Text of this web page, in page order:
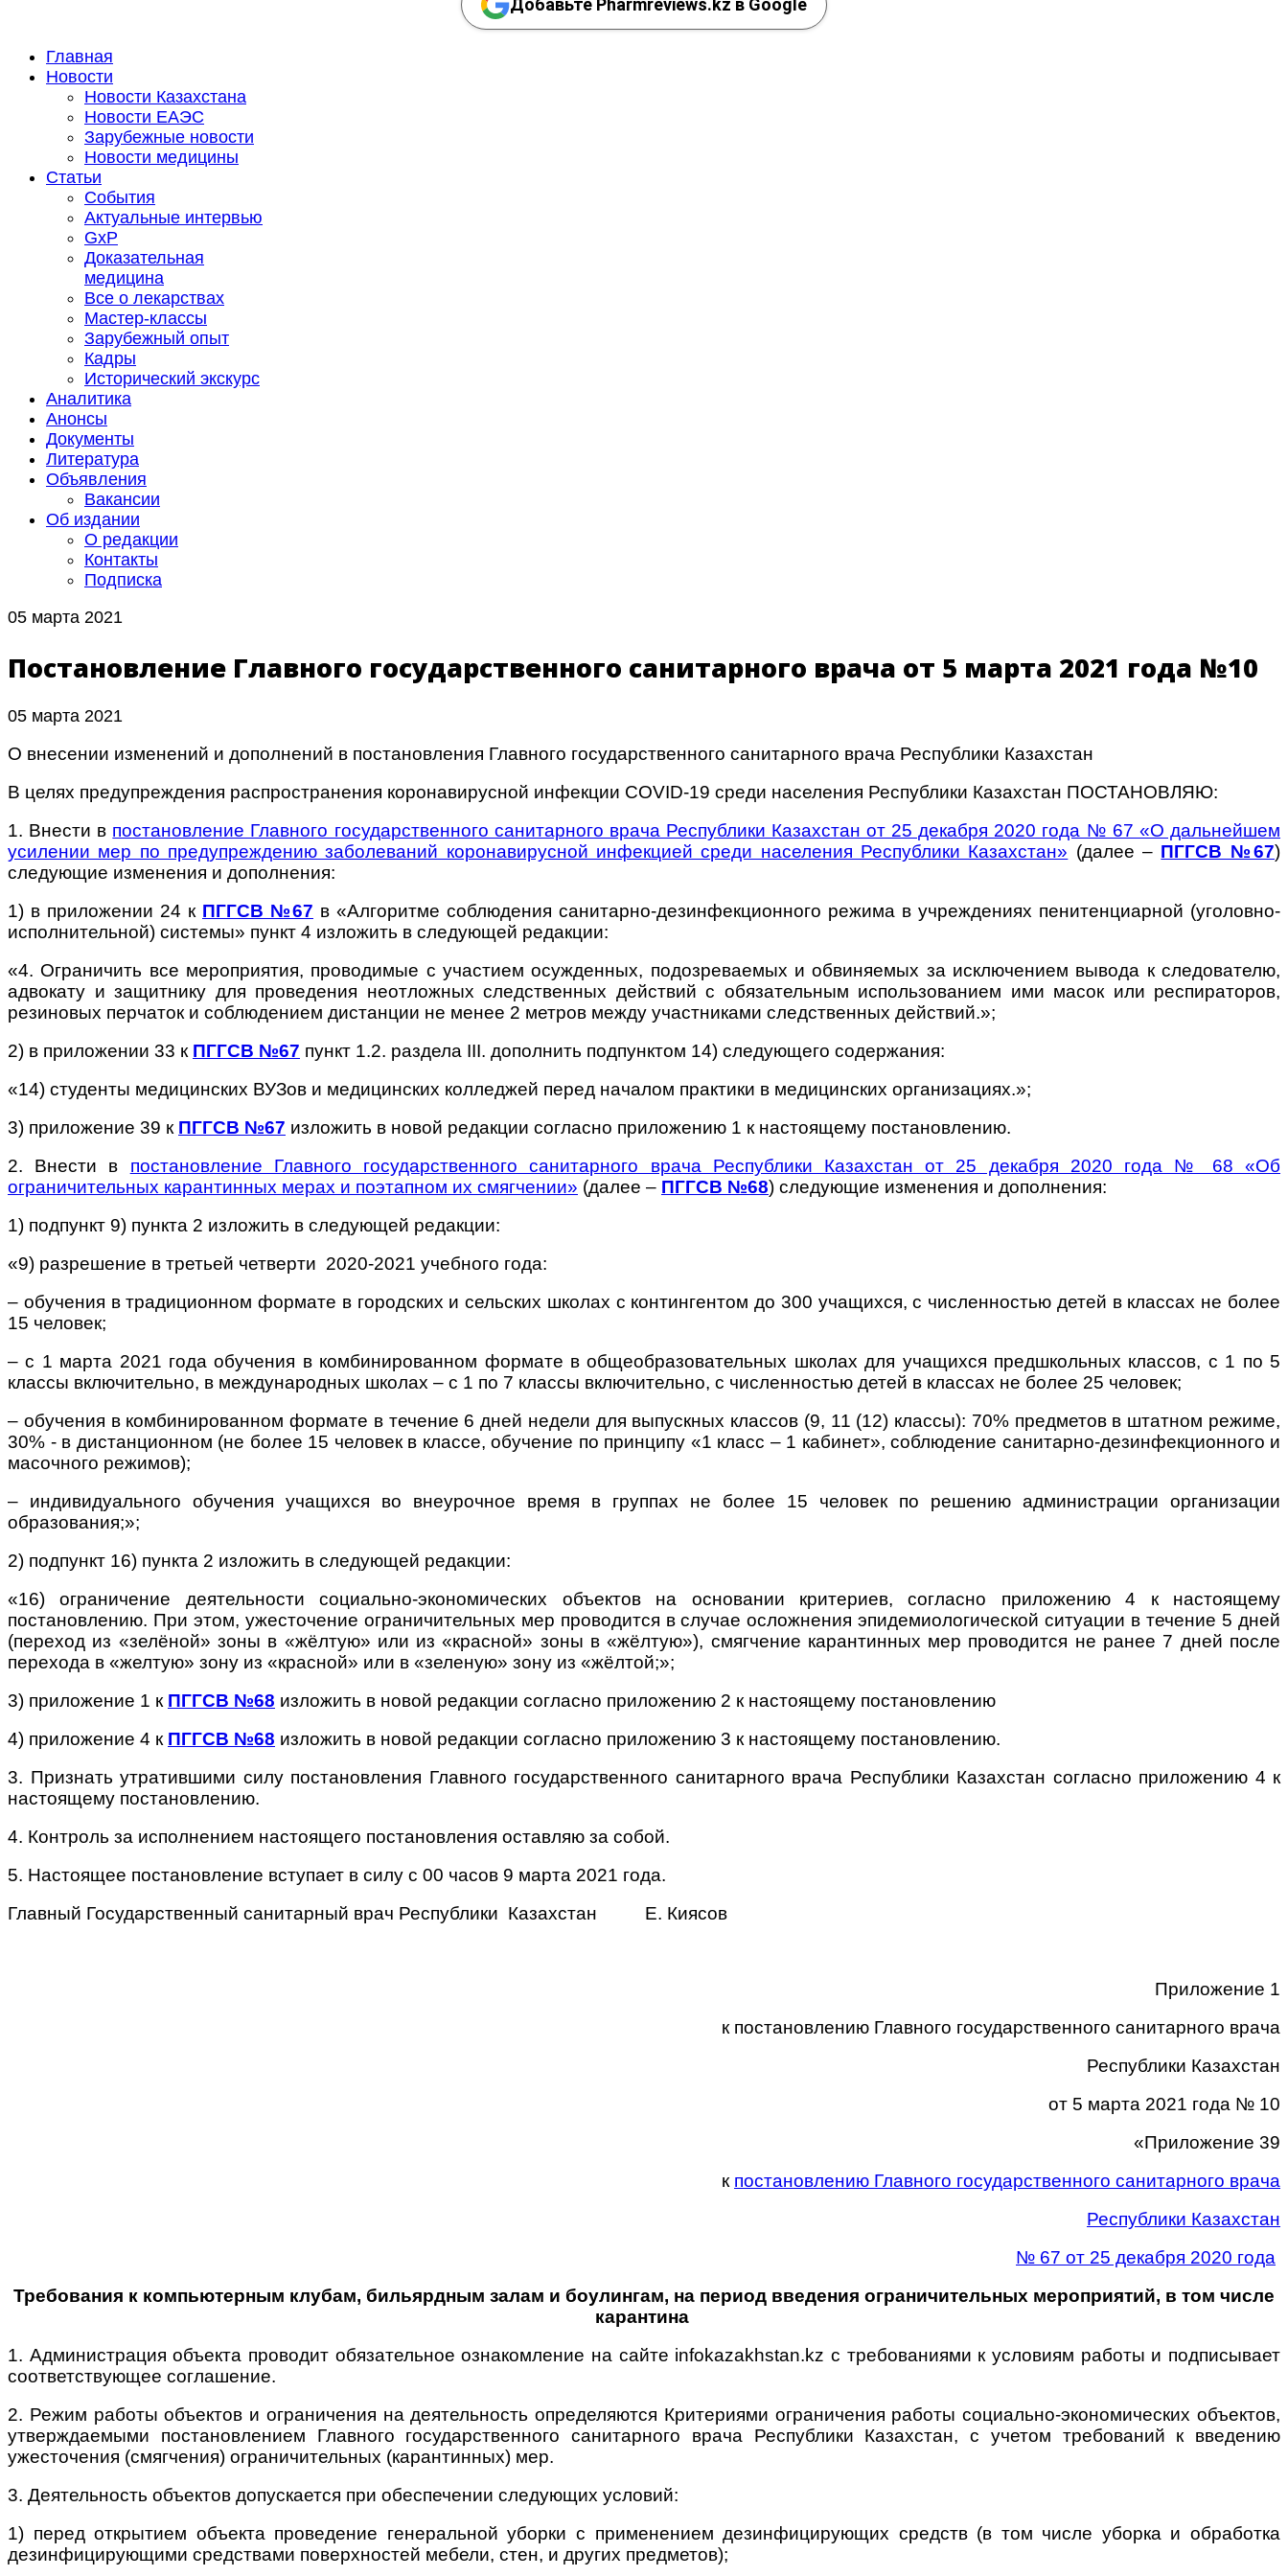
Добавьте Pharmreviews.kz в Google
Главная
Новости
Новости Казахстана
Новости ЕАЭС
Зарубежные новости
Новости медицины
Статьи
События
Актуальные интервью
GxP
Доказательная
медицина
Все о лекарствах
Мастер-классы
Зарубежный опыт
Кадры
Исторический экскурс
Аналитика
Анонсы
Документы
Литература
Объявления
Вакансии
Об издании
О редакции
Контакты
Подписка
05 марта 2021
Постановление Главного государственного санитарного врача от 5 марта 2021 года №10
05 марта 2021
О внесении изменений и дополнений в постановления Главного государственного санитарного врача Республики Казахстан
В целях предупреждения распространения коронавирусной инфекции COVID-19 среди населения Республики Казахстан ПОСТАНОВЛЯЮ:
1. Внести в постановление Главного государственного санитарного врача Республики Казахстан от 25 декабря 2020 года № 67 «О дальнейшем
усилении мер по предупреждению заболеваний коронавирусной инфекцией среди населения Республики Казахстан» (далее – ПГГСВ №67)
следующие изменения и дополнения:
1) в приложении 24 к ПГГСВ №67 в «Алгоритме соблюдения санитарно-дезинфекционного режима в учреждениях пенитенциарной (уголовно-
исполнительной) системы» пункт 4 изложить в следующей редакции:
«4. Ограничить все мероприятия, проводимые с участием осужденных, подозреваемых и обвиняемых за исключением вывода к следователю,
адвокату и защитнику для проведения неотложных следственных действий с обязательным использованием ими масок или респираторов,
резиновых перчаток и соблюдением дистанции не менее 2 метров между участниками следственных действий.»;
2) в приложении 33 к ПГГСВ №67 пункт 1.2. раздела IІI. дополнить подпунктом 14) следующего содержания:
«14) студенты медицинских ВУЗов и медицинских колледжей перед началом практики в медицинских организациях.»;
3) приложение 39 к ПГГСВ №67 изложить в новой редакции согласно приложению 1 к настоящему постановлению.
2. Внести в постановление Главного государственного санитарного врача Республики Казахстан от 25 декабря 2020 года № 68 «Об
ограничительных карантинных мерах и поэтапном их смягчении» (далее – ПГГСВ №68) следующие изменения и дополнения:
1) подпункт 9) пункта 2 изложить в следующей редакции:
«9) разрешение в третьей четверти 2020-2021 учебного года:
– обучения в традиционном формате в городских и сельских школах с контингентом до 300 учащихся, с численностью детей в классах не более
15 человек;
– с 1 марта 2021 года обучения в комбинированном формате в общеобразовательных школах для учащихся предшкольных классов, с 1 по 5
классы включительно, в международных школах – с 1 по 7 классы включительно, с численностью детей в классах не более 25 человек;
– обучения в комбинированном формате в течение 6 дней недели для выпускных классов (9, 11 (12) классы): 70% предметов в штатном режиме,
30% - в дистанционном (не более 15 человек в классе, обучение по принципу «1 класс – 1 кабинет», соблюдение санитарно-дезинфекционного и
масочного режимов);
– индивидуального обучения учащихся во внеурочное время в группах не более 15 человек по решению администрации организации
образования;»;
2) подпункт 16) пункта 2 изложить в следующей редакции:
«16) ограничение деятельности социально-экономических объектов на основании критериев, согласно приложению 4 к настоящему
постановлению. При этом, ужесточение ограничительных мер проводится в случае осложнения эпидемиологической ситуации в течение 5 дней
(переход из «зелёной» зоны в «жёлтую» или из «красной» зоны в «жёлтую»), смягчение карантинных мер проводится не ранее 7 дней после
перехода в «желтую» зону из «красной» или в «зеленую» зону из «жёлтой;»;
3) приложение 1 к ПГГСВ №68 изложить в новой редакции согласно приложению 2 к настоящему постановлению
4) приложение 4 к ПГГСВ №68 изложить в новой редакции согласно приложению 3 к настоящему постановлению.
3. Признать утратившими силу постановления Главного государственного санитарного врача Республики Казахстан согласно приложению 4 к
настоящему постановлению.
4. Контроль за исполнением настоящего постановления оставляю за собой.
5. Настоящее постановление вступает в силу с 00 часов 9 марта 2021 года.
Главный Государственный санитарный врач Республики Казахстан Е. Киясов
Приложение ­­­1
к постановлению Главного государственного санитарного врача
Республики Казахстан
от 5 марта 2021 года № 10
«Приложение 39
к постановлению Главного государственного санитарного врача
Республики Казахстан
№ 67 от 25 декабря 2020 года
Требования к компьютерным клубам, бильярдным залам и боулингам, на период введения ограничительных мероприятий, в том числе
карантина
1. Администрация объекта проводит обязательное ознакомление на сайте infokazakhstan.kz с требованиями к условиям работы и подписывает
соответствующее соглашение.
2. Режим работы объектов и ограничения на деятельность определяются Критериями ограничения работы социально-экономических объектов,
утверждаемыми постановлением Главного государственного санитарного врача Республики Казахстан, с учетом требований к введению
ужесточения (смягчения) ограничительных (карантинных) мер.
3. Деятельность объектов допускается при обеспечении следующих условий:
1) перед открытием объекта проведение генеральной уборки с применением дезинфицирующих средств (в том числе уборка и обработка
дезинфицирующими средствами поверхностей мебели, стен, и других предметов);